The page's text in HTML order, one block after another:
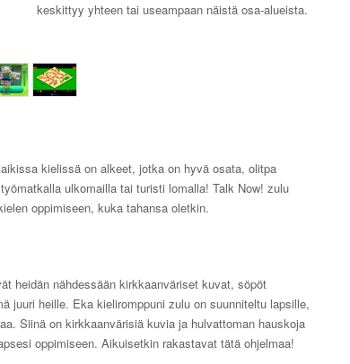
keskittyy yhteen tai useampaan näistä osa-alueista.
kielissä on alkeet, jotka on hyvä osata, olitpa
ulkomailla tai turisti lomalla! Talk Now! zulu
oppimiseen, kuka tahansa oletkin.
heidän nähdessään kirkkaanväriset kuvat, söpöt
juuri heille. Eka kieliromppuni zulu on suunniteltu lapsille,
Siinä on kirkkaanvärisiä kuvia ja hulvattoman hauskoja
oppimiseen. Aikuisetkin rakastavat tätä ohjelmaa!